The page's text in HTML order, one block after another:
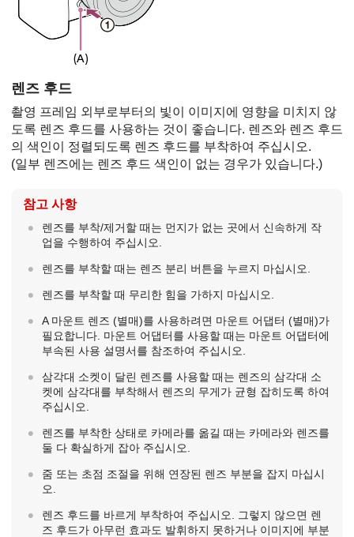
렌즈 후드
촬영 프레임 외부로부터의 빛이 이미지에 영향을 미치지 않
도록 렌즈 후드를 사용하는 것이 좋습니다. 렌즈와 렌즈 후드
의 색인이 정렬되도록 렌즈 후드를 부착하여 주십시오.
(일부 렌즈에는 렌즈 후드 색인이 없는 경우가 있습니다.)
참고 사항
렌즈를 부착/제거할 때는 먼지가 없는 곳에서 신속하게 작
업을 수행하여 주십시오.
렌즈를 부착할 때는 렌즈 분리 버튼을 누르지 마십시오.
렌즈를 부착할 때 무리한 힘을 가하지 마십시오.
A 마운트 렌즈 (별매)를 사용하려면 마운트 어댑터 (별매)가
필요합니다. 마운트 어댑터를 사용할 때는 마운트 어댑터에
부속된 사용 설명서를 참조하여 주십시오.
삼각대 소켓이 달린 렌즈를 사용할 때는 렌즈의 삼각대 소
켓에 삼각대를 부착해서 렌즈의 무게가 균형 잡히도록 하여
주십시오.
렌즈를 부착한 상태로 카메라를 옮길 때는 카메라와 렌즈를
둘 다 확실하게 잡아 주십시오.
줌 또는 초점 조절을 위해 연장된 렌즈 부분을 잡지 마십시
오.
렌즈 후드를 바르게 부착하여 주십시오. 그렇지 않으면 렌
즈 후드가 아무런 효과도 발휘하지 못하거나 이미지에 부분